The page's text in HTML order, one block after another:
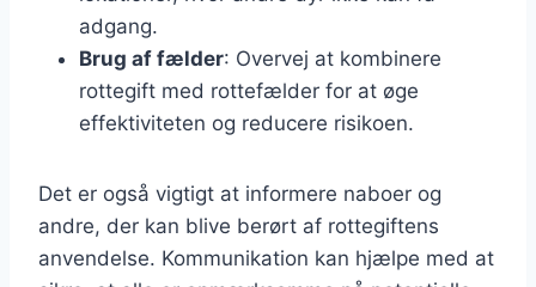
adgang.
Brug af fælder: Overvej at kombinere
rottegift med rottefælder for at øge
effektiviteten og reducere risikoen.
Det er også vigtigt at informere naboer og
andre, der kan blive berørt af rottegiftens
anvendelse. Kommunikation kan hjælpe med at